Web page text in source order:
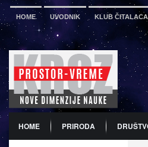
HOME UVODNIK KLUB ČITALACA
HOME PRIRODA